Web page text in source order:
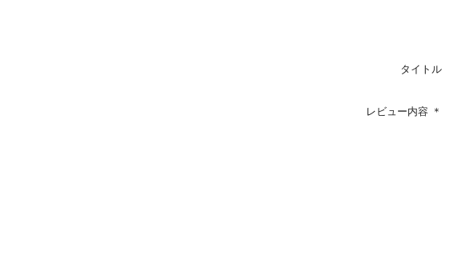
タイトル
レビュー内容 ＊